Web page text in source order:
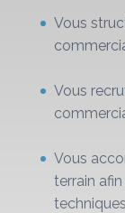
Vous
Vous
Vous
terrain